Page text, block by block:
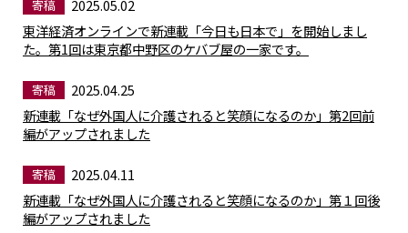
寄稿
2025.05.02
東洋経済オンラインで新連載「今日も日本で」を開始しまし
た。第1回は東京都中野区のケバブ屋の一家です。
寄稿
2025.04.25
新連載「なぜ外国人に介護されると笑顔になるのか」第2回前
編がアップされました
寄稿
2025.04.11
新連載「なぜ外国人に介護されると笑顔になるのか」第１回後
編がアップされました